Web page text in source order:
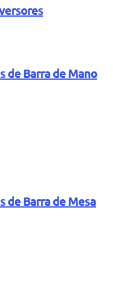
de Barra de Mano
de Barra de Mesa